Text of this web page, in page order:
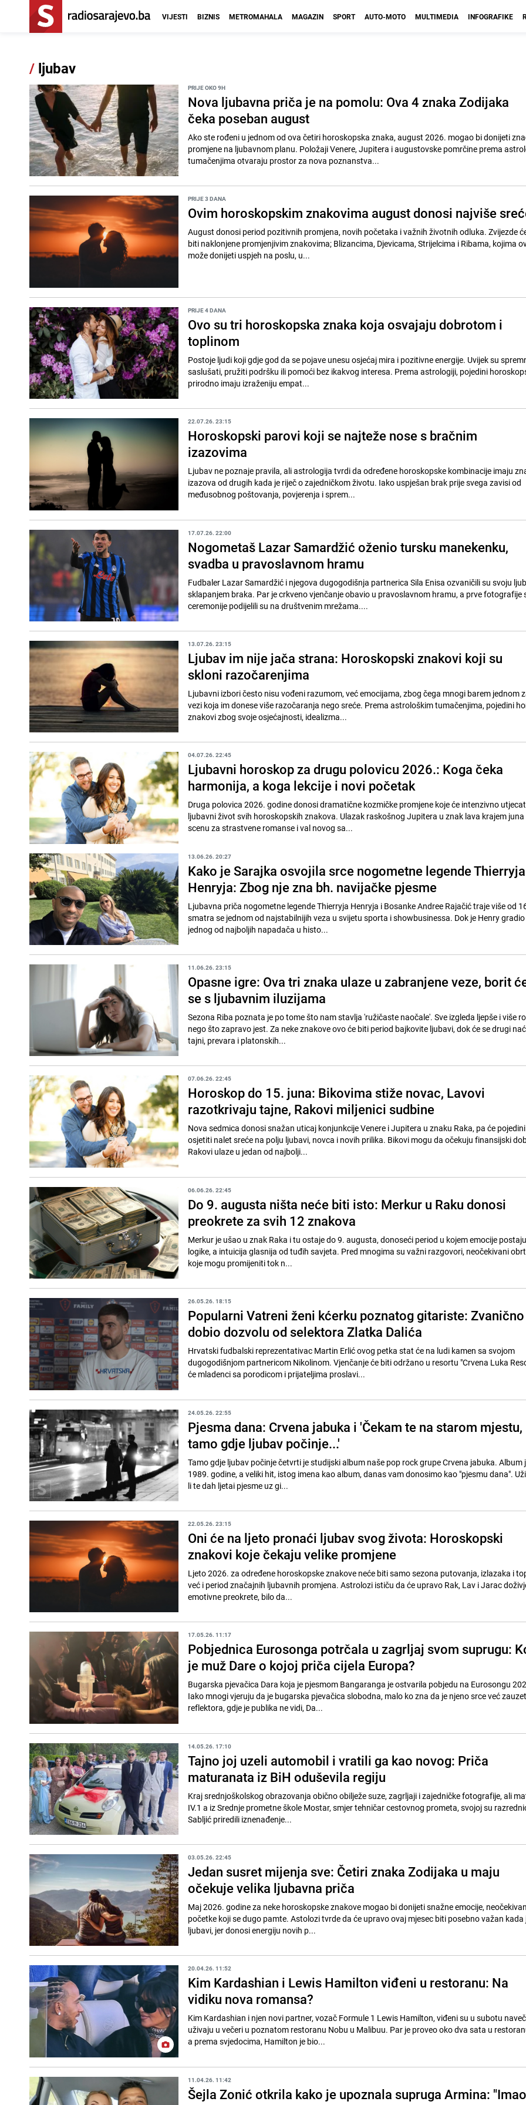
VIJESTI BIZNIS METROMAHALA MAGAZIN SPORT AUTO-MOTO MULTIMEDIA INFOGRAFIKE
/ ljubav
PRIJE OKO 9H
Nova ljubavna priča je na pomolu: Ova 4 znaka Zodijaka
čeka poseban august
Ako ste rođeni u jednom od ova četiri horoskopska znaka, august 2026. mogao bi donijeti
promjene na ljubavnom planu. Položaji Venere, Jupitera i augustovske pomrčine prema
tumačenjima otvaraju prostor za nova poznanstva...
PRIJE 3 DANA
Ovim horoskopskim znakovima august donosi najviše
August donosi period pozitivnih promjena, novih početaka i važnih životnih odluka. Zvijezde
biti naklonjene promjenjivim znakovima; Blizancima, Djevicama, Strijelcima i Ribama, kojima
može donijeti uspjeh na poslu, u...
PRIJE 4 DANA
Ovo su tri horoskopska znaka koja osvajaju dobrotom i
toplinom
Postoje ljudi koji gdje god da se pojave unesu osjećaj mira i pozitivne energije. Uvijek su
saslušati, pružiti podršku ili pomoći bez ikakvog interesa. Prema astrologiji, pojedini
prirodno imaju izraženiju empat...
22.07.26. 23:15
Horoskopski parovi koji se najteže nose s bračnim
izazovima
Ljubav ne poznaje pravila, ali astrologija tvrdi da određene horoskopske kombinacije imaju
izazova od drugih kada je riječ o zajedničkom životu. Iako uspješan brak prije svega zavisi od
međusobnog poštovanja, povjerenja i sprem...
17.07.26. 22:00
Nogometaš Lazar Samardžić oženio tursku manekenku,
svadba u pravoslavnom hramu
Fudbaler Lazar Samardžić i njegova dugogodišnja partnerica Sila Enisa ozvaničili su svoju
sklapanjem braka. Par je crkveno vjenčanje obavio u pravoslavnom hramu, a prve fotografije
ceremonije podijelili su na društvenim mrežama....
13.07.26. 23:15
Ljubav im nije jača strana: Horoskopski znakovi koji su
skloni razočarenjima
Ljubavni izbori često nisu vođeni razumom, već emocijama, zbog čega mnogi barem jednom
vezi koja im donese više razočaranja nego sreće. Prema astrološkim tumačenjima, pojedini
znakovi zbog svoje osjećajnosti, idealizma...
04.07.26. 22:45
Ljubavni horoskop za drugu polovicu 2026.: Koga čeka
harmonija, a koga lekcije i novi početak
Druga polovica 2026. godine donosi dramatične kozmičke promjene koje će intenzivno
ljubavni život svih horoskopskih znakova. Ulazak raskošnog Jupitera u znak lava krajem
scenu za strastvene romanse i val novog sa...
13.06.26. 20:27
Kako je Sarajka osvojila srce nogometne legende Thierryja
Henryja: Zbog nje zna bh. navijačke pjesme
Ljubavna priča nogometne legende Thierryja Henryja i Bosanke Andree Rajačić traje više od
smatra se jednom od najstabilnijih veza u svijetu sporta i showbusinessa. Dok je Henry
jednog od najboljih napadača u histo...
11.06.26. 23:15
Opasne igre: Ova tri znaka ulaze u zabranjene veze, borit
se s ljubavnim iluzijama
Sezona Riba poznata je po tome što nam stavlja 'ružičaste naočale'. Sve izgleda ljepše i više
nego što zapravo jest. Za neke znakove ovo će biti period bajkovite ljubavi, dok će se drugi
tajni, prevara i platonskih...
07.06.26. 22:45
Horoskop do 15. juna: Bikovima stiže novac, Lavovi
razotkrivaju tajne, Rakovi miljenici sudbine
Nova sedmica donosi snažan uticaj konjunkcije Venere i Jupitera u znaku Raka, pa će
osjetiti nalet sreće na polju ljubavi, novca i novih prilika. Bikovi mogu da očekuju finansijski
Rakovi ulaze u jedan od najbolji...
06.06.26. 22:45
Do 9. augusta ništa neće biti isto: Merkur u Raku donosi
preokrete za svih 12 znakova
Merkur je ušao u znak Raka i tu ostaje do 9. augusta, donoseći period u kojem emocije
logike, a intuicija glasnija od tuđih savjeta. Pred mnogima su važni razgovori, neočekivani
koje mogu promijeniti tok n...
26.05.26. 18:15
Popularni Vatreni ženi kćerku poznatog gitariste: Zvanično
dobio dozvolu od selektora Zlatka Dalića
Hrvatski fudbalski reprezentativac Martin Erlić ovog petka stat će na ludi kamen sa svojom
dugogodišnjom partnericom Nikolinom. Vjenčanje će biti održano u resortu "Crvena Luka
će mladenci sa porodicom i prijateljima proslavi...
24.05.26. 22:55
Pjesma dana: Crvena jabuka i 'Čekam te na starom mjestu,
tamo gdje ljubav počinje...'
Tamo gdje ljubav počinje četvrti je studijski album naše pop rock grupe Crvena jabuka. Album
1989. godine, a veliki hit, istog imena kao album, danas vam donosimo kao "pjesmu dana".
li te dah ljetai pjesme uz gi...
22.05.26. 23:15
Oni će na ljeto pronaći ljubav svog života: Horoskopski
znakovi koje čekaju velike promjene
Ljeto 2026. za određene horoskopske znakove neće biti samo sezona putovanja, izlazaka i
već i period značajnih ljubavnih promjena. Astrolozi ističu da će upravo Rak, Lav i Jarac
emotivne preokrete, bilo da...
17.05.26. 11:17
Pobjednica Eurosonga potrčala u zagrljaj svom suprugu:
je muž Dare o kojoj priča cijela Europa?
Bugarska pjevačica Dara koja je pjesmom Bangaranga je ostvarila pobjedu na Eurosongu
Iako mnogi vjeruju da je bugarska pjevačica slobodna, malo ko zna da je njeno srce već
reflektora, gdje je publika ne vidi, Da...
14.05.26. 17:10
Tajno joj uzeli automobil i vratili ga kao novog: Priča
maturanata iz BiH oduševila regiju
Kraj srednjoškolskog obrazovanja obično obilježe suze, zagrljaji i zajedničke fotografije, ali
IV.1 a iz Srednje prometne škole Mostar, smjer tehničar cestovnog prometa, svojoj su
Sabljić priredili iznenađenje...
03.05.26. 22:45
Jedan susret mijenja sve: Četiri znaka Zodijaka u maju
očekuje velika ljubavna priča
Maj 2026. godine za neke horoskopske znakove mogao bi donijeti snažne emocije,
početke koji se dugo pamte. Astolozi tvrde da će upravo ovaj mjesec biti posebno važan kada
ljubavi, jer donosi energiju novih p...
20.04.26. 11:52
Kim Kardashian i Lewis Hamilton viđeni u restoranu: Na
vidiku nova romansa?
Kim Kardashian i njen novi partner, vozač Formule 1 Lewis Hamilton, viđeni su u subotu
uživaju u večeri u poznatom restoranu Nobu u Malibuu. Par je proveo oko dva sata u
a prema svjedocima, Hamilton je bio...
11.04.26. 11:42
Šejla Zonić otkrila kako je upoznala supruga Armina: "Imao